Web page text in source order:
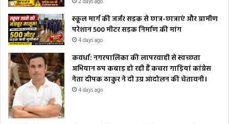
स्कूल मार्ग की जर्जर सड़क से छात्र-छात्राएं और ग्रामीण
परेशान 500 मीटर सड़क निर्माण की मांग
4 days ago
कवर्धा: नगरपालिका की लापरवाही से स्वच्छता
अभियान ठप कबाड़ हो रही हैं कचरा गाड़ियां कांग्रेस
नेता दीपक ठाकुर ने दी उग्र आंदोलन की चेतावनी।
4 days ago